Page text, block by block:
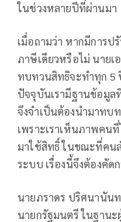
ในช่วงหลายปีที่ผ่านมา
เมื่อถามว่า หากมีการ
ภาษีเดียวหรือไม่ นายเ
ทบทวนสิทธิจะทำทุก 5
ปัจจุบันเรามีฐานข้อมูล
จึงจำเป็นต้องนำมาทบ
เพราะเราเห็นภาพคน
มาใช้สิทธิ์ ในขณะที่คน
ระบบ เรื่องนี้จึงต้องคัด
นายภราดร ปริศนานัน
นายกรัฐมนตรี ในฐาน